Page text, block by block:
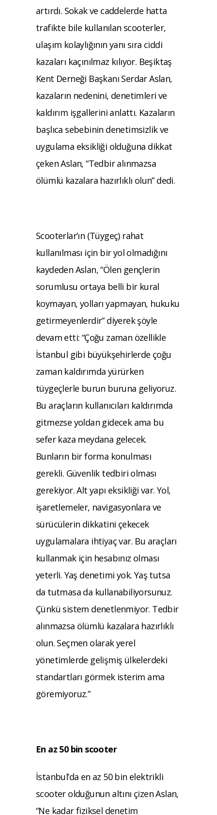
artırdı. Sokak ve caddelerde hatta
trafikte bile kullanılan scooterler,
ulaşım kolaylığının yanı sıra ciddi
kazaları kaçınılmaz kılıyor. Beşiktaş
Kent Derneği Başkanı Serdar Aslan,
kazaların nedenini, denetimleri ve
kaldırım işgallerini anlattı. Kazaların
başlıca sebebinin denetimsizlik ve
uygulama eksikliği olduğuna dikkat
çeken Aslan, “Tedbir alınmazsa
ölümlü kazalara hazırlıklı olun” dedi.
Scooterlar’ın (Tüygeç) rahat
kullanılması için bir yol olmadığını
kaydeden Aslan, “Ölen gençlerin
sorumlusu ortaya belli bir kural
koymayan, yolları yapmayan, hukuku
getirmeyenlerdir” diyerek şöyle
devam etti: “Çoğu zaman özellikle
İstanbul gibi büyükşehirlerde çoğu
zaman kaldırımda yürürken
tüygeçlerle burun buruna geliyoruz.
Bu araçların kullanıcıları kaldırımda
gitmezse yoldan gidecek ama bu
sefer kaza meydana gelecek.
Bunların bir forma konulması
gerekli. Güvenlik tedbiri olması
gerekiyor. Alt yapı eksikliği var. Yol,
işaretlemeler, navigasyonlara ve
sürücülerin dikkatini çekecek
uygulamalara ihtiyaç var. Bu araçları
kullanmak için hesabınız olması
yeterli. Yaş denetimi yok. Yaş tutsa
da tutmasa da kullanabiliyorsunuz.
Çünkü sistem denetlenmiyor. Tedbir
alınmazsa ölümlü kazalara hazırlıklı
olun. Seçmen olarak yerel
yönetimlerde gelişmiş ülkelerdeki
standartları görmek isterim ama
göremiyoruz.”
En az 50 bin scooter
İstanbul’da en az 50 bin elektrikli
scooter olduğunun altını çizen Aslan,
“Ne kadar fiziksel denetim